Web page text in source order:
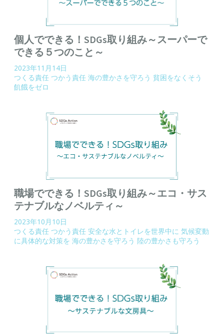
個人でできる！SDGs取り組み～スーパーで
できる５つのこと～
2023年11月14日
つくる責任 つかう責任 海の豊かさを守ろう 貧困をなくそう
飢餓をゼロ
職場でできる！SDGs取り組み～エコ・サス
テナブルなノベルティ～
2023年10月10日
つくる責任 つかう責任 安全な水とトイレを世界中に 気候変動
に具体的な対策を 海の豊かさを守ろう 陸の豊かさも守ろう